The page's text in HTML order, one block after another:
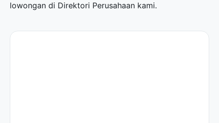
lowongan di Direktori Perusahaan kami.